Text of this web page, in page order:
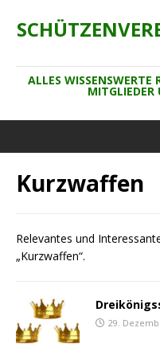
ALLES WISSENSWERTE
MITGLIEDER
Kurzwaffen
Relevantes und
„Kurzwaffen“.
29.